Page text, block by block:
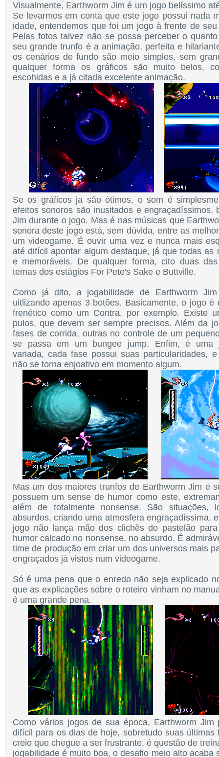
Visualmente, Earthworm Jim é um jogo belíssimo
Se levarmos em conta que este jogo possui nada
idade, entendemos que foi um jogo à frente de
Pelas fotos talvez não se possa perceber o
seu grande trunfo é a animação, perfeita e
os cenários de fundo são meio simples, sem
qualquer forma os gráficos são muito belos,
escohidas e a já citada excelente animação.
Se os gráficos ja são ótimos, o som é
efeitos sonoros são inusitados e engraçadíssimos,
Jim durante o jogo. Mas é nas músicas que
sonora deste jogo está, sem dúvida, entre as
um videogame. É ouvir uma vez e nunca mais
até difícil apontar algum destaque, já que todas as
e memoráveis. De qualquer forma, cito duas
temas dos estágios For Pete's Sake e Buttville.
Como já dito, a jogabilidade de Earthworm
uitlizando apenas 3 botões. Basicamente, o jogo
frenético como um Contra, por exemplo. Existe
pulos, que devem ser sempre precisos. Além da
fases de corrida, outras no controle de um
se passa em um bungee jump. Enfim, é uma
variada, cada fase possui suas particularidades,
não se torna enjoativo em momento algum.
Mas um dos maiores trunfos de Earthworm Jim é
possuem um sense de humor como este,
além de totalmente nonsense. São situações,
absurdos, criando uma atmosfera engraçadíssima,
jogo não lança mão dos clichês do pastelão
humor calcado no nonsense, no absurdo. É
time de produção em criar um dos universos mais
engraçados já vistos num videogame.
Só é uma pena que o enredo não seja explicado
que as explicações sobre o roteiro vinham no
é uma grande pena.
Como vários jogos de sua época, Earthworm Jim
difícil para os dias de hoje, sobretudo suas últimas
creio que chegue a ser frustrante, é questão de
jogabilidade é muito boa, o desafio meio alto acaba